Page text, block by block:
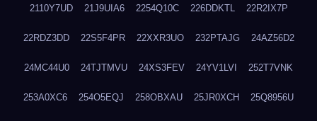
2110Y7UD 21J9UIA6 2254Q10C 226DDKTL 22R2IX7P
22RDZ3DD 22S5F4PR 22XXR3UO 232PTAJG 24AZ56D2
24MC44U0 24TJTMVU 24XS3FEV 24YV1LVI 252T7VNK
253A0XC6 254O5EQJ 258OBXAU 25JR0XCH 25Q8956U